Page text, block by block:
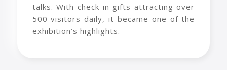
talks. With check-in gifts attracting over
500 visitors daily, it became one of the
exhibition’s highlights.